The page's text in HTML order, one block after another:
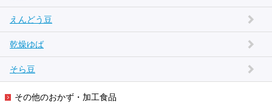
えんどう豆
乾燥ゆば
そら豆
その他のおかず・加工食品